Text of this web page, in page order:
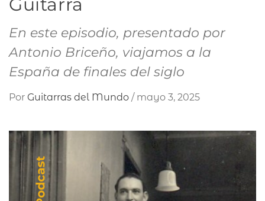
Guitarra
En este episodio, presentado por
Antonio Briceño, viajamos a la
España de finales del siglo
Por Guitarras del Mundo / mayo 3, 2025